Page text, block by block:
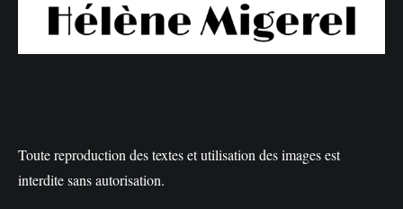
Toute reproduction des textes et utilisation des images est
interdite sans autorisation.